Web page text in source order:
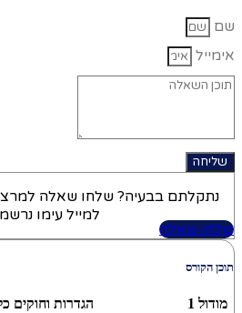
שם
אימייל
שליחה
נתקלתם בבעיה? שלחו שאלה
למייל עימו
שלחו שאלה
תוכן הקורס
מודול 1 הגדרות וחוקים